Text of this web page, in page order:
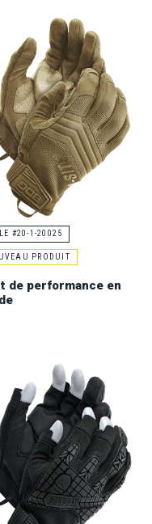
#20-1-20025
PRODUIT
de performance en